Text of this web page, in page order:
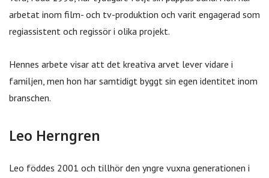
arbetat inom film- och tv-produktion och varit engagerad som
regiassistent och regissör i olika projekt.
Hennes arbete visar att det kreativa arvet lever vidare i
familjen, men hon har samtidigt byggt sin egen identitet inom
branschen.
Leo Herngren
Leo föddes 2001 och tillhör den yngre vuxna generationen i